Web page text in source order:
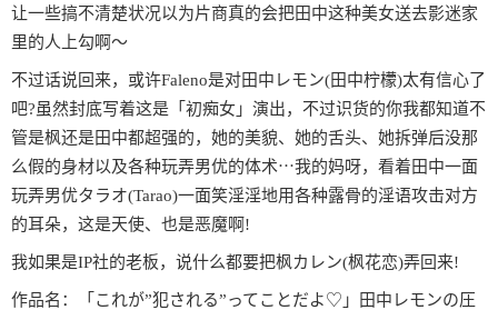
让一些搞不清楚状况以为片商真的会把田中这种美女送去影迷家
里的人上勾啊〜
不过话说回来，或许Faleno是对田中レモン(田中柠檬)太有信心了
吧?虽然封底写着这是「初痴女」演出，不过识货的你我都知道不
管是枫还是田中都超强的，她的美貌、她的舌头、她拆弹后没那
么假的身材以及各种玩弄男优的体术⋯我的妈呀，看着田中一面
玩弄男优タラオ(Tarao)一面笑淫淫地用各种露骨的淫语攻击对方
的耳朵，这是天使、也是恶魔啊!
我如果是IP社的老板，说什么都要把枫カレン(枫花恋)弄回来!
作品名：「これが”犯される”ってことだよ♡」田中レモンの圧